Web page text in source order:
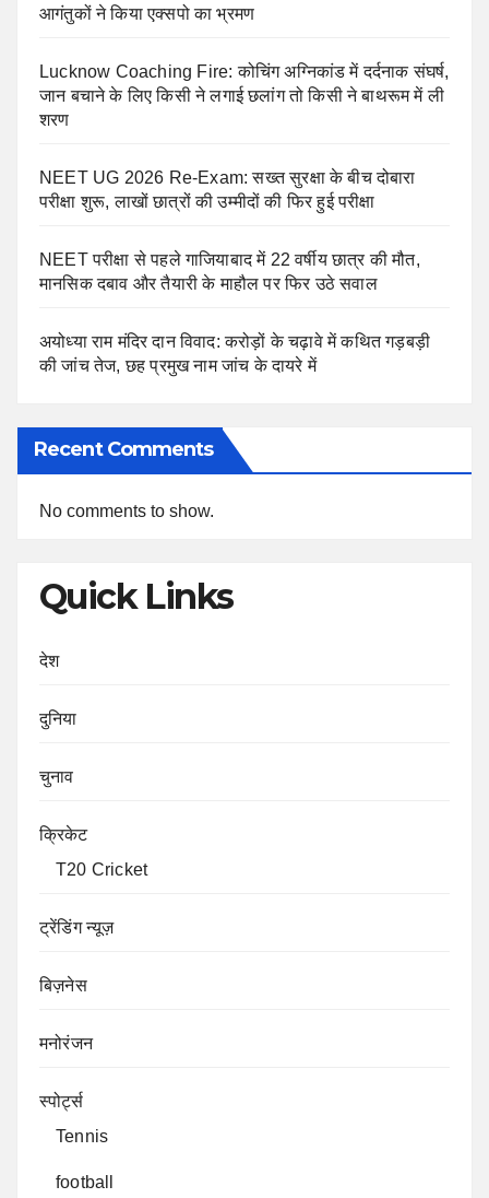
आगंतुकों ने किया एक्सपो का भ्रमण
Lucknow Coaching Fire: कोचिंग अग्निकांड में दर्दनाक संघर्ष,
जान बचाने के लिए किसी ने लगाई छलांग तो किसी ने बाथरूम में ली
शरण
NEET UG 2026 Re-Exam: सख्त सुरक्षा के बीच दोबारा
परीक्षा शुरू, लाखों छात्रों की उम्मीदों की फिर हुई परीक्षा
NEET परीक्षा से पहले गाजियाबाद में 22 वर्षीय छात्र की मौत,
मानसिक दबाव और तैयारी के माहौल पर फिर उठे सवाल
अयोध्या राम मंदिर दान विवाद: करोड़ों के चढ़ावे में कथित गड़बड़ी
की जांच तेज, छह प्रमुख नाम जांच के दायरे में
Recent Comments
No comments to show.
Quick Links
देश
दुनिया
चुनाव
क्रिकेट
T20 Cricket
ट्रेंडिंग न्यूज़
बिज़नेस
मनोरंजन
स्पोर्ट्स
Tennis
football